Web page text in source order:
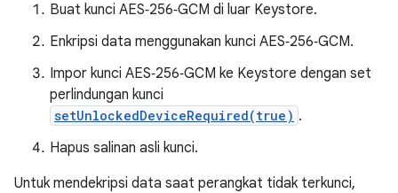
Buat kunci AES‑256‑GCM di luar Keystore.
Enkripsi data menggunakan kunci AES‑256‑GCM.
Impor kunci AES‑256‑GCM ke Keystore dengan set
perlindungan kunci
setUnlockedDeviceRequired(true) .
Hapus salinan asli kunci.
Untuk mendekripsi data saat perangkat tidak terkunci,